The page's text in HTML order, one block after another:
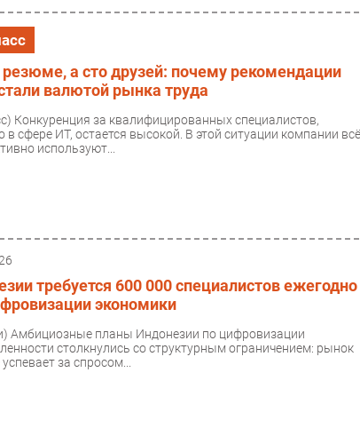
Здоровье
резюме, а сто друзей: почему рекомендации
валютой рынка труда
Конкуренция за квалифицированных специалистов,
в сфере ИТ, остается высокой. В этой ситуации компании всё
используют...
требуется 600 000 специалистов ежегодно
экономики
Амбициозные планы Индонезии по цифровизации
столкнулись со структурным ограничением: рынок
за спросом...